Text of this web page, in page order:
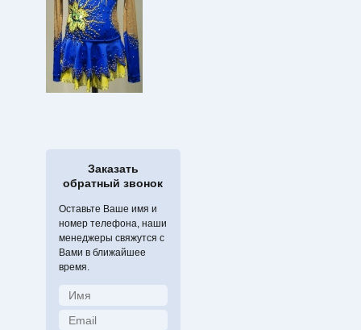
Заказать
обратный звонок
Оставьте Ваше имя и
номер телефона, наши
менеджеры свяжутся с
Вами в ближайшее
время.